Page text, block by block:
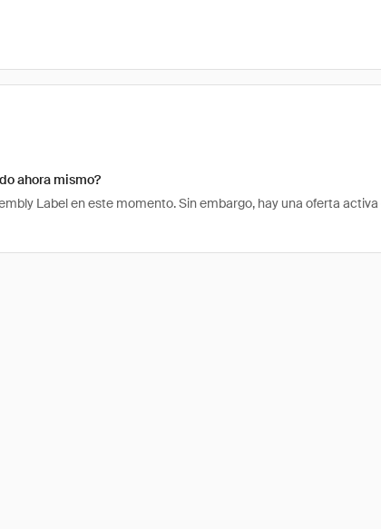
ahora mismo?
Label en este momento. Sin embargo, hay una oferta